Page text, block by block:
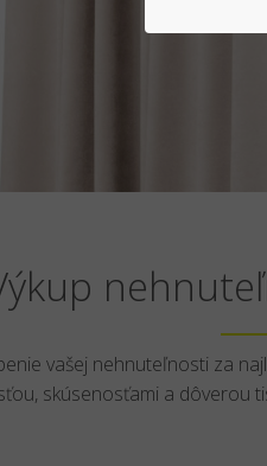
vašej nehnuteľnosti za
skúsenosťami a dôverou